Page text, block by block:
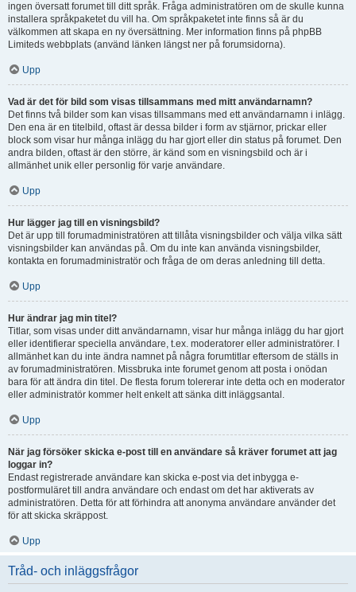
ingen översatt forumet till ditt språk. Fråga administratören om de skulle kunna
installera språkpaketet du vill ha. Om språkpaketet inte finns så är du
välkommen att skapa en ny översättning. Mer information finns på phpBB
Limiteds webbplats (använd länken längst ner på forumsidorna).
Upp
Vad är det för bild som visas tillsammans med mitt användarnamn?
Det finns två bilder som kan visas tillsammans med ett användarnamn i inlägg.
Den ena är en titelbild, oftast är dessa bilder i form av stjärnor, prickar eller
block som visar hur många inlägg du har gjort eller din status på forumet. Den
andra bilden, oftast är den större, är känd som en visningsbild och är i
allmänhet unik eller personlig för varje användare.
Upp
Hur lägger jag till en visningsbild?
Det är upp till forumadministratören att tillåta visningsbilder och välja vilka sätt
visningsbilder kan användas på. Om du inte kan använda visningsbilder,
kontakta en forumadministratör och fråga de om deras anledning till detta.
Upp
Hur ändrar jag min titel?
Titlar, som visas under ditt användarnamn, visar hur många inlägg du har gjort
eller identifierar speciella användare, t.ex. moderatorer eller administratörer. I
allmänhet kan du inte ändra namnet på några forumtitlar eftersom de ställs in
av forumadministratören. Missbruka inte forumet genom att posta i onödan
bara för att ändra din titel. De flesta forum tolererar inte detta och en moderator
eller administratör kommer helt enkelt att sänka ditt inläggsantal.
Upp
När jag försöker skicka e-post till en användare så kräver forumet att jag
loggar in?
Endast registrerade användare kan skicka e-post via det inbygga e-
postformuläret till andra användare och endast om det har aktiverats av
administratören. Detta för att förhindra att anonyma användare använder det
för att skicka skräppost.
Upp
Tråd- och inläggsfrågor